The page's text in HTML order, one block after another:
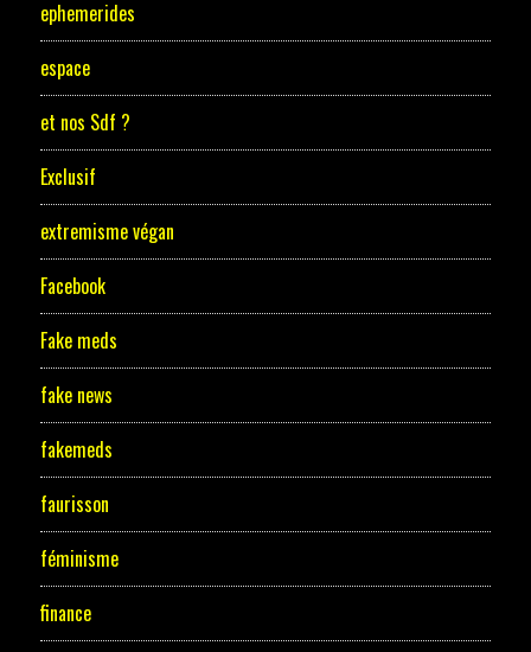
ephemerides
espace
et nos Sdf ?
Exclusif
extremisme végan
Facebook
Fake meds
fake news
fakemeds
faurisson
féminisme
finance